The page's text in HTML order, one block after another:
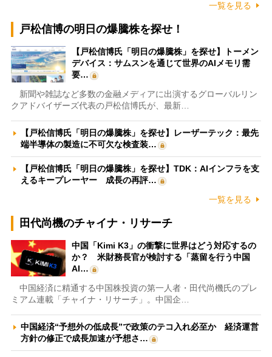
一覧を見る
戸松信博の明日の爆騰株を探せ！
【戸松信博氏「明日の爆騰株」を探せ】トーメン
デバイス：サムスンを通じて世界のAIメモリ需
要…
新聞や雑誌など多数の金融メディアに出演するグローバルリン
クアドバイザーズ代表の戸松信博氏が、最新…
【戸松信博氏「明日の爆騰株」を探せ】レーザーテック：最先
端半導体の製造に不可欠な検査装…
【戸松信博氏「明日の爆騰株」を探せ】TDK：AIインフラを支
えるキープレーヤー 成長の再評…
一覧を見る
田代尚機のチャイナ・リサーチ
中国「Kimi K3」の衝撃に世界はどう対応するの
か？ 米財務長官が検討する「蒸留を行う中国
AI…
中国経済に精通する中国株投資の第一人者・田代尚機氏のプレ
ミアム連載「チャイナ・リサーチ」。中国企…
中国経済“予想外の低成長”で政策のテコ入れ必至か 経済運営
方針の修正で成長加速が予想さ…